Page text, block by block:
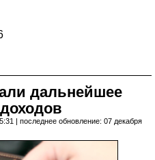
дальнейшее
| последнее обновление: 07 декабря